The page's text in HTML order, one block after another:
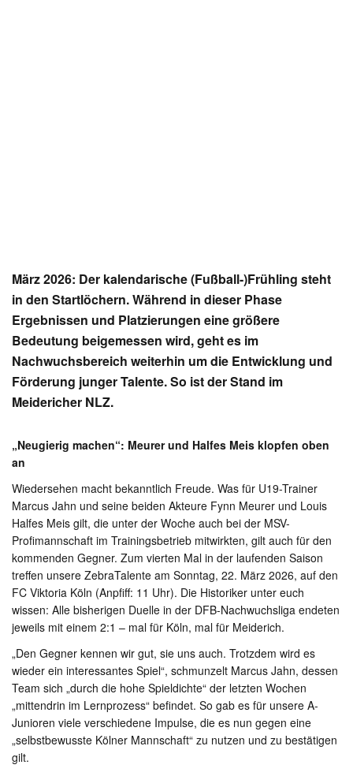
März 2026: Der kalendarische (Fußball-)Frühling steht
in den Startlöchern. Während in dieser Phase
Ergebnissen und Platzierungen eine größere
Bedeutung beigemessen wird, geht es im
Nachwuchsbereich weiterhin um die Entwicklung und
Förderung junger Talente. So ist der Stand im
Meidericher NLZ.
„Neugierig machen“: Meurer und Halfes Meis klopfen oben
an
Wiedersehen macht bekanntlich Freude. Was für U19-Trainer
Marcus Jahn und seine beiden Akteure Fynn Meurer und Louis
Halfes Meis gilt, die unter der Woche auch bei der MSV-
Profimannschaft im Trainingsbetrieb mitwirkten, gilt auch für den
kommenden Gegner. Zum vierten Mal in der laufenden Saison
treffen unsere ZebraTalente am Sonntag, 22. März 2026, auf den
FC Viktoria Köln (Anpfiff: 11 Uhr). Die Historiker unter euch
wissen: Alle bisherigen Duelle in der DFB-Nachwuchsliga endeten
jeweils mit einem 2:1 – mal für Köln, mal für Meiderich.
„Den Gegner kennen wir gut, sie uns auch. Trotzdem wird es
wieder ein interessantes Spiel“, schmunzelt Marcus Jahn, dessen
Team sich „durch die hohe Spieldichte“ der letzten Wochen
„mittendrin im Lernprozess“ befindet. So gab es für unsere A-
Junioren viele verschiedene Impulse, die es nun gegen eine
„selbstbewusste Kölner Mannschaft“ zu nutzen und zu bestätigen
gilt.